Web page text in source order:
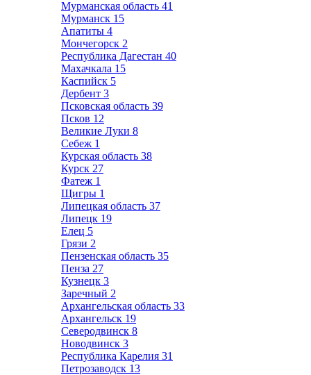
Мурманская область 41
Мурманск 15
Апатиты 4
Мончегорск 2
Республика Дагестан 40
Махачкала 15
Каспийск 5
Дербент 3
Псковская область 39
Псков 12
Великие Луки 8
Себеж 1
Курская область 38
Курск 27
Фатеж 1
Щигры 1
Липецкая область 37
Липецк 19
Елец 5
Грязи 2
Пензенская область 35
Пенза 27
Кузнецк 3
Заречный 2
Архангельская область 33
Архангельск 19
Северодвинск 8
Новодвинск 3
Республика Карелия 31
Петрозаводск 13